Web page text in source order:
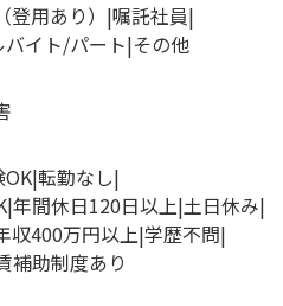
用あり）
嘱託社員
バイト/パート その他
転勤なし
年間休日120日以上 土日休み
収400万円以上 学歴不問
補助制度あり